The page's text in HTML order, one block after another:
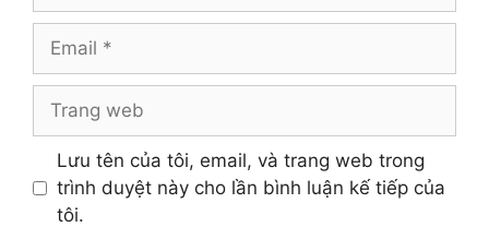
web
Lưu tên của tôi, email, và trang web trong
trình duyệt này cho lần bình luận kế tiếp của
tôi.